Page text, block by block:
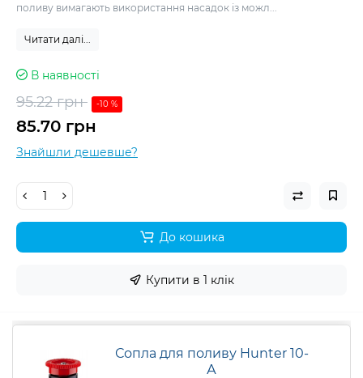
поливу вимагають використання насадок із можл...
Читати далі...
В наявності
95.22 грн -10 %
85.70 грн
Знайшли дешевше?
До кошика
Купити в 1 клік
Сопла для поливу Hunter 10-
А